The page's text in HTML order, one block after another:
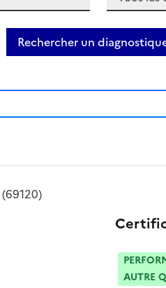
Rechercher un
(69120)
AUTRE